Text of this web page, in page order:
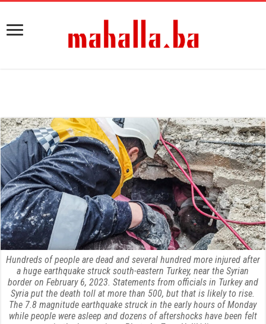
Hundreds of people are dead and several hundred more injured after
a huge earthquake struck south-eastern Turkey, near the Syrian
border on February 6, 2023. Statements from officials in Turkey and
Syria put the death toll at more than 500, but that is likely to rise.
The 7.8 magnitude earthquake struck in the early hours of Monday
while people were asleep and dozens of aftershocks have been felt